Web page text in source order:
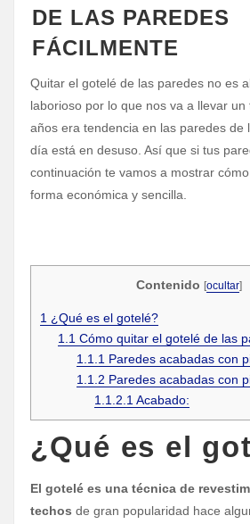
DE LAS PAREDES
FÁCILMENTE
Quitar el gotelé de las paredes no es
laborioso por lo que nos va a llevar un
años era tendencia en las paredes de
día está en desuso. Así que si tus
continuación te vamos a mostrar
forma económica y sencilla.
Contenido [ocultar]
1 ¿Qué es el gotelé?
1.1 Cómo quitar el gotelé de las
1.1.1 Paredes acabadas con
1.1.2 Paredes acabadas con
1.1.2.1 Acabado:
¿Qué es el
El gotelé es una técnica de
techos de gran popularidad hace